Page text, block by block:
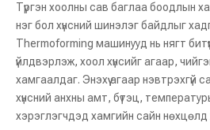
Түргэн хоолны сав баглаа боодлын
нэг бол хүнсний шинэлэг байдлыг
Thermoforming машинууд нь нягт
үйлдвэрлэж, хоол хүнсийг агаар,
хамгаалдаг. Энэхүү агаар нэвтрэхгүй
хүнсний анхны амт, бүтэц,
хэрэглэгчдэд хамгийн сайн нөхцөлд